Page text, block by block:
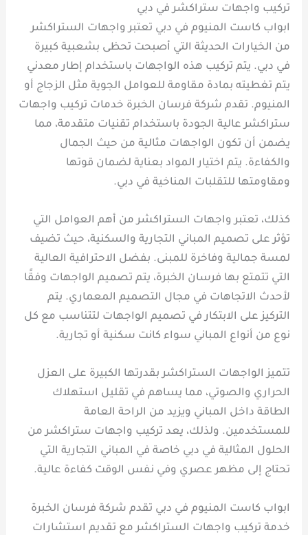
تركيب واجهات ستراكشر في دبي
ابواب كاست المنيوم في دبي تعتبر واجهات الستراكشر
من الخيارات الحديثة التي أصبحت تحظى بشعبية كبيرة
في دبي. يتم تركيب هذه الواجهات باستخدام إطار معدني
يتم تغطيته بمادة مقاومة للعوامل الجوية مثل الزجاج أو
المنيوم. تقدم شركة فرسان الخبرة خدمات تركيب واجهات
ستراكشر عالية الجودة باستخدام تقنيات متقدمة، مما
يضمن أن تكون الواجهات مثالية من حيث الجمال
والكفاءة. يتم اختيار المواد بعناية لضمان قوتها
ومقاومتها للتقلبات المناخية في دبي.
كذلك، تعتبر واجهات الستراكشر من أهم العوامل التي
تؤثر على تصميم المباني التجارية والسكنية، حيث تضيف
لمسة جمالية وفاخرة للمبنى. بفضل الاحترافية العالية
التي تتمتع بها فرسان الخبرة، يتم تصميم الواجهات وفقًا
لأحدث الاتجاهات في مجال التصميم المعماري. يتم
التركيز على الابتكار في تصميم الواجهات لتتناسب مع كل
نوع من أنواع المباني سواء كانت سكنية أو تجارية.
تتميز الواجهات الستراكشر بقدرتها الكبيرة على العزل
الحراري والصوتي، مما يساهم في تقليل استهلاك
الطاقة داخل المباني ويزيد من الراحة العامة
للمستخدمين. ولذلك، يعد تركيب واجهات ستراكشر من
الحلول المثالية في دبي خاصة في المباني التجارية التي
تحتاج إلى مظهر عصري وفي نفس الوقت كفاءة عالية.
ابواب كاست المنيوم في دبي تقدم شركة فرسان الخبرة
خدمة تركيب واجهات الستراكشر مع تقديم استشارات